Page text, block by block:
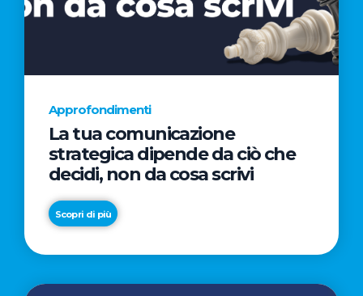
AL
CINEMA
NELLA
CAMPAGNA
REGISTA
PREMIO
OSCAR®
Approfondimenti
La tua comunicazione
strategica dipende da ciò che
decidi, non da cosa scrivi
Scopri di più